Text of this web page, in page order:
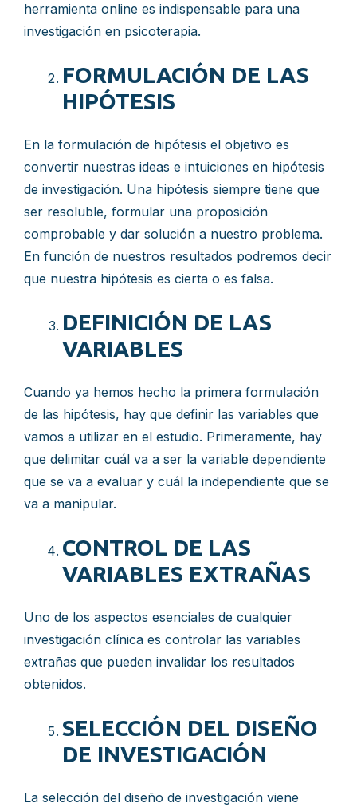
herramienta online es indispensable para una
investigación en psicoterapia.
FORMULACIÓN DE LAS
HIPÓTESIS
En la formulación de hipótesis el objetivo es
convertir nuestras ideas e intuiciones en hipótesis
de investigación. Una hipótesis siempre tiene que
ser resoluble, formular una proposición
comprobable y dar solución a nuestro problema.
En función de nuestros resultados podremos decir
que nuestra hipótesis es cierta o es falsa.
DEFINICIÓN DE LAS
VARIABLES
Cuando ya hemos hecho la primera formulación
de las hipótesis, hay que definir las variables que
vamos a utilizar en el estudio. Primeramente, hay
que delimitar cuál va a ser la variable dependiente
que se va a evaluar y cuál la independiente que se
va a manipular.
CONTROL DE LAS
VARIABLES EXTRAÑAS
Uno de los aspectos esenciales de cualquier
investigación clínica es controlar las variables
extrañas que pueden invalidar los resultados
obtenidos.
SELECCIÓN DEL DISEÑO
DE INVESTIGACIÓN
La selección del diseño de investigación viene